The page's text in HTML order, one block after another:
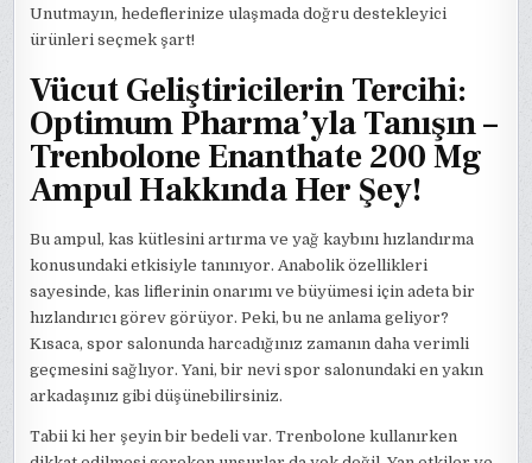
Unutmayın, hedeflerinize ulaşmada doğru destekleyici
ürünleri seçmek şart!
Vücut Geliştiricilerin Tercihi:
Optimum Pharma’yla Tanışın –
Trenbolone Enanthate 200 Mg
Ampul Hakkında Her Şey!
Bu ampul, kas kütlesini artırma ve yağ kaybını hızlandırma
konusundaki etkisiyle tanınıyor. Anabolik özellikleri
sayesinde, kas liflerinin onarımı ve büyümesi için adeta bir
hızlandırıcı görev görüyor. Peki, bu ne anlama geliyor?
Kısaca, spor salonunda harcadığınız zamanın daha verimli
geçmesini sağlıyor. Yani, bir nevi spor salonundaki en yakın
arkadaşınız gibi düşünebilirsiniz.
Tabii ki her şeyin bir bedeli var. Trenbolone kullanırken